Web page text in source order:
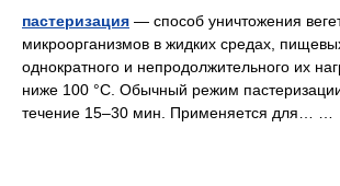
пастеризация — способ уничтожения
микроорганизмов в жидких средах,
однократного и непродолжительного их
ниже 100 °C. Обычный режим
течение 15–30 мин. Применяется для… …